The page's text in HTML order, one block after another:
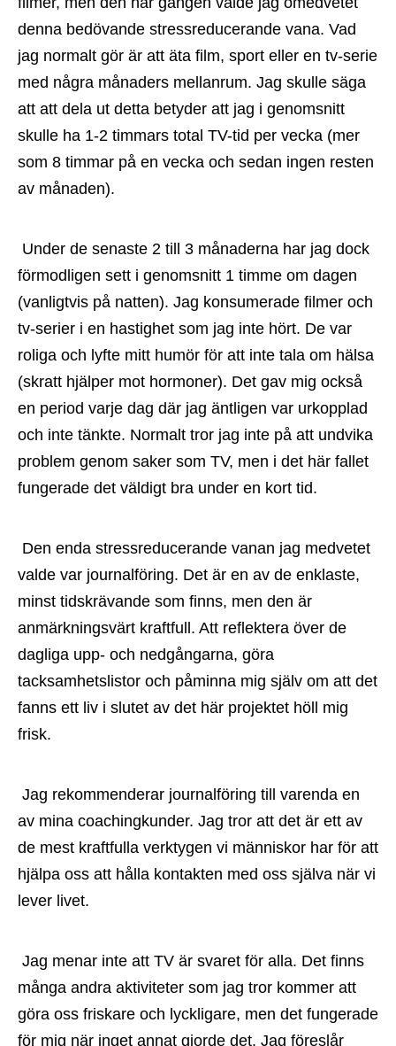
denna bedövande stressreducerande vana. Vad
jag normalt gör är att äta film, sport eller en tv-serie
med några månaders mellanrum. Jag skulle säga
att att dela ut detta betyder att jag i genomsnitt
skulle ha 1-2 timmars total TV-tid per vecka (mer
som 8 timmar på en vecka och sedan ingen resten
av månaden).
förmodligen sett i genomsnitt 1 timme om dagen
(vanligtvis på natten). Jag konsumerade filmer och
tv-serier i en hastighet som jag inte hört. De var
roliga och lyfte mitt humör för att inte tala om hälsa
(skratt hjälper mot hormoner). Det gav mig också
en period varje dag där jag äntligen var urkopplad
och inte tänkte. Normalt tror jag inte på att undvika
problem genom saker som TV, men i det här fallet
fungerade det väldigt bra under en kort tid.
valde var journalföring. Det är en av de enklaste,
minst tidskrävande som finns, men den är
anmärkningsvärt kraftfull. Att reflektera över de
dagliga upp- och nedgångarna, göra
tacksamhetslistor och påminna mig själv om att det
fanns ett liv i slutet av det här projektet höll mig
frisk.
av mina coachingkunder. Jag tror att det är ett av
de mest kraftfulla verktygen vi människor har för att
hjälpa oss att hålla kontakten med oss ​​själva när vi
lever livet.
många andra aktiviteter som jag tror kommer att
göra oss friskare och lyckligare, men det fungerade
för mig när inget annat gjorde det. Jag föreslår